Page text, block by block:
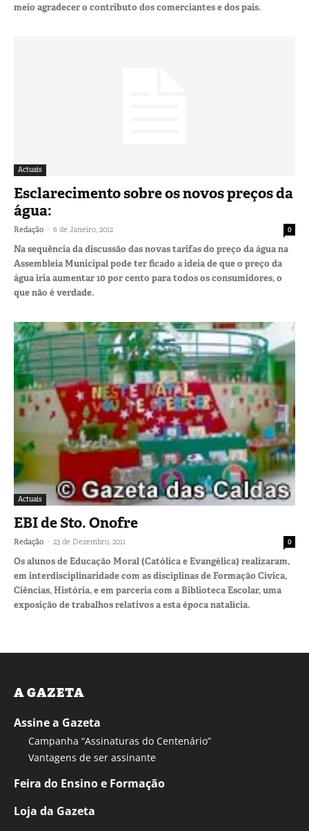
meio agradecer o contributo dos comerciantes e dos pais.
Actuais
Esclarecimento sobre os novos preços da
água:
Redação - 6 de Janeiro, 2012 0
Na sequência da discussão das novas tarifas do preço da água na
Assembleia Municipal pode ter ficado a ideia de que o preço da
água iria aumentar 10 por cento para todos os consumidores, o
que não é verdade.
Actuais
EBI de Sto. Onofre
Redação - 23 de Dezembro, 2011 0
Os alunos de Educação Moral (Católica e Evangélica) realizaram,
em interdisciplinaridade com as disciplinas de Formação Cívica,
Ciências, História, e em parceria com a Biblioteca Escolar, uma
exposição de trabalhos relativos a esta época natalícia.
A GAZETA
Assine a Gazeta
Campanha “Assinaturas do Centenário”
Vantagens de ser assinante
Feira do Ensino e Formação
Loja da Gazeta